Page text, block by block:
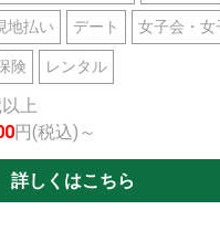
地払い デート 女子会・女
険 レンタル
上
円(税込)～
詳しくはこちら